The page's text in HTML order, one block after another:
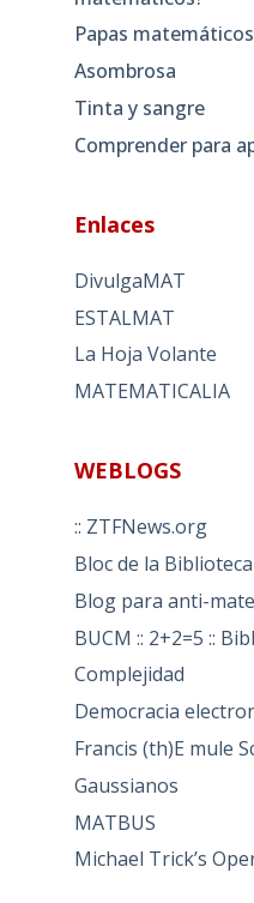
Papas matemáticos
Asombrosa
Tinta y sangre
Comprender para
Enlaces
DivulgaMAT
ESTALMAT
La Hoja Volante
MATEMATICALIA
WEBLOGS
:: ZTFNews.org
Bloc de la
Blog para anti-
BUCM :: 2+2=5 ::
Complejidad
Democracia
Francis (th)E mule
Gaussianos
MATBUS
Michael Trick’s